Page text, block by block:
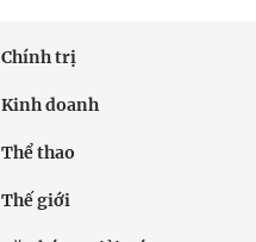
Chính trị
Kinh doanh
Thể thao
Thế giới